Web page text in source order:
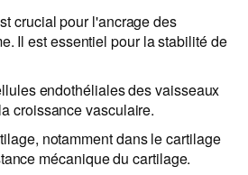
crucial pour l'ancrage des
Il est essentiel pour la stabilité de
endothéliales des vaisseaux
croissance vasculaire.
notamment dans le cartilage
mécanique du cartilage.